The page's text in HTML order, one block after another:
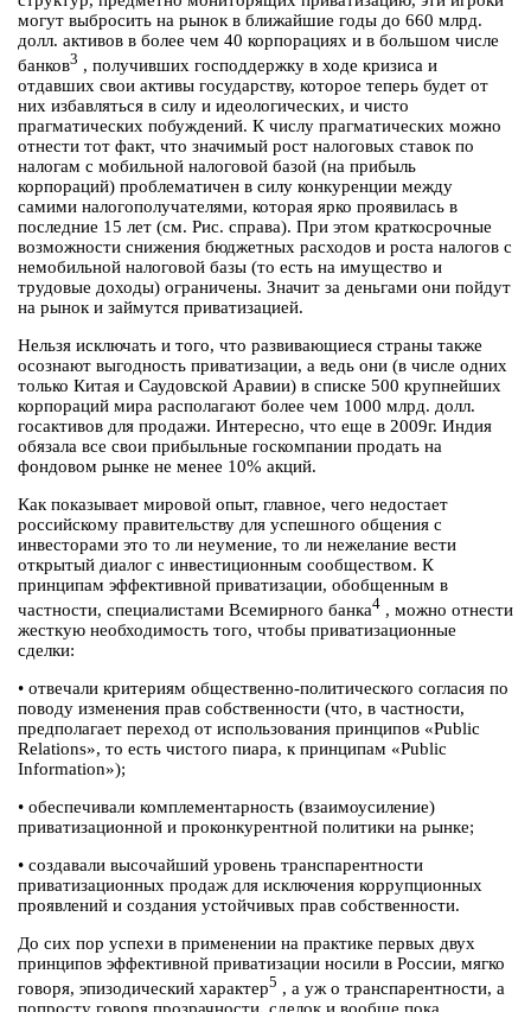
могут выбросить на рынок в ближайшие годы до 660 млрд.
долл. активов в более чем 40 корпорациях и в большом числе
банков3 , получивших господдержку в ходе кризиса и
отдавших свои активы государству, которое теперь будет от
них избавляться в силу и идеологических, и чисто
прагматических побуждений. К числу прагматических можно
отнести тот факт, что значимый рост налоговых ставок по
налогам с мобильной налоговой базой (на прибыль
корпораций) проблематичен в силу конкуренции между
самими налогополучателями, которая ярко проявилась в
последние 15 лет (см. Рис. справа). При этом краткосрочные
возможности снижения бюджетных расходов и роста налогов с
немобильной налоговой базы (то есть на имущество и
трудовые доходы) ограничены. Значит за деньгами они пойдут
на рынок и займутся приватизацией.
Нельзя исключать и того, что развивающиеся страны также
осознают выгодность приватизации, а ведь они (в числе одних
только Китая и Саудовской Аравии) в списке 500 крупнейших
корпораций мира располагают более чем 1000 млрд. долл.
госактивов для продажи. Интересно, что еще в 2009г. Индия
обязала все свои прибыльные госкомпании продать на
фондовом рынке не менее 10% акций.
Как показывает мировой опыт, главное, чего недостает
российскому правительству для успешного общения с
инвесторами это то ли неумение, то ли нежелание вести
открытый диалог с инвестиционным сообществом. К
принципам эффективной приватизации, обобщенным в
частности, специалистами Всемирного банка4 , можно отнести
жесткую необходимость того, чтобы приватизационные
сделки:
• отвечали критериям общественно-политического согласия по
поводу изменения прав собственности (что, в частности,
предполагает переход от использования принципов «Public
Relations», то есть чистого пиара, к принципам «Public
Information»);
• обеспечивали комплементарность (взаимоусиление)
приватизационной и проконкурентной политики на рынке;
• cоздавали высочайший уровень транспарентности
приватизационных продаж для исключения коррупционных
проявлений и создания устойчивых прав собственности.
До сих пор успехи в применении на практике первых двух
принципов эффективной приватизации носили в России, мягко
говоря, эпизодический характер5 , а уж о транспарентности, а